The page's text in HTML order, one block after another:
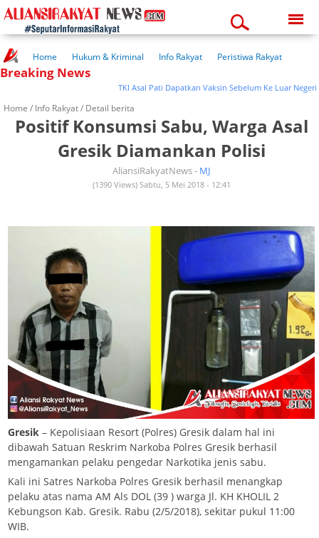
09:36:26 am
Home Hukum & Kriminal Info Rakyat
Peristiwa Rakyat
Kuliner Rakyat
Wisata Rakyat
Kesehatan
Breaking News
TKI Asal Pati Dapatkan Vaksin Sebelum Ke Luar Negeri
Home / Info Rakyat/ Detail berita
Positif Konsumsi Sabu, Warga Asal
Gresik Diamankan Polisi
AliansiRakyatNews - MJ
(1390 Views) Sabtu, 5 Mei 2018 - 12:41
Gresik – Kepolisiaan Resort (Polres) Gresik dalam hal ini
dibawah Satuan Reskrim Narkoba Polres Gresik berhasil
mengamankan pelaku pengedar Narkotika jenis sabu.
Kali ini Satres Narkoba Polres Gresik berhasil menangkap
pelaku atas nama AM Als DOL (39 ) warga Jl. KH KHOLIL 2
Kebungson Kab. Gresik. Rabu (2/5/2018), sekitar pukul 11:00
WIB.